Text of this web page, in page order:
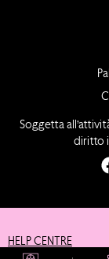
Soggetta
diritto
HELP CENTRE